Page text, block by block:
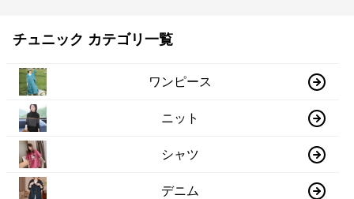
チュニック カテゴリ一覧
ワンピース
ニット
シャツ
デニム